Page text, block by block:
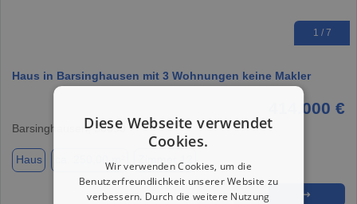
1 / 7
Haus in Barsinghausen mit 3 Wohnungen keine Makler
414.000 €
Barsinghausen, 30890
Haus ca. 250,00 m² Zimmer 12
★ ➦ ➜
Diese Webseite verwendet
Cookies.
Wir verwenden Cookies, um die
Benutzerfreundlichkeit unserer Website zu
verbessern. Durch die weitere Nutzung